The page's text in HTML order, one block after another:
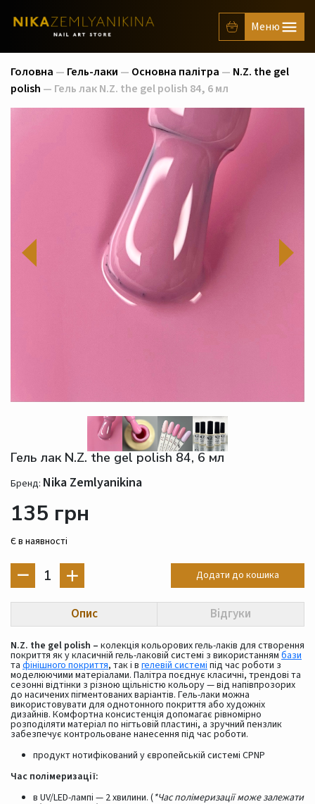
Головна — Гель-лаки — Основна палітра — N.Z. the gel
polish — Гель лак N.Z. the gel polish 84, 6 мл
Гель лак N.Z. the gel polish 84, 6 мл
Бренд: Nika Zemlyanikina
135 грн
Є в наявності
1 Додати до кошика
Опис Відгуки
N.Z. the gel polish – колекція кольорових гель-лаків для створення
покриття як у класичній гель-лаковій системі з використанням бази
та фінішного покриття, так і в гелевій системіпід час роботи з
моделюючими матеріалами. Палітра поєднує класичні, трендові та
сезонні відтінки з різною щільністю кольору — від напівпрозорих
до насичених пігментованих варіантів. Гель-лаки можна
використовувати для однотонного покриття або художніх
дизайнів. Комфортна консистенція допомагає рівномірно
розподіляти матеріал по нігтьовій пластині, а зручний пензлик
забезпечує контрольоване нанесення під час роботи.
продукт нотифікований у європейській системі CPNP
Час полімеризації:
в UV/LED-лампі — 2 хвилини. (*Час полімеризації може залежати